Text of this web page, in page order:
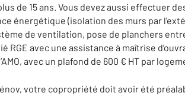
de 15 ans. Vous devez aussi effectuer
énergétique (isolation des murs par
de ventilation, pose de planchers
avec une assistance à maîtrise
avec un plafond de 600 € HT par
votre copropriété doit avoir été